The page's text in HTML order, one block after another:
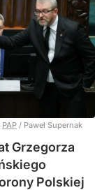
PAP / Paweł Supernak
Grzegorza
Polskiej